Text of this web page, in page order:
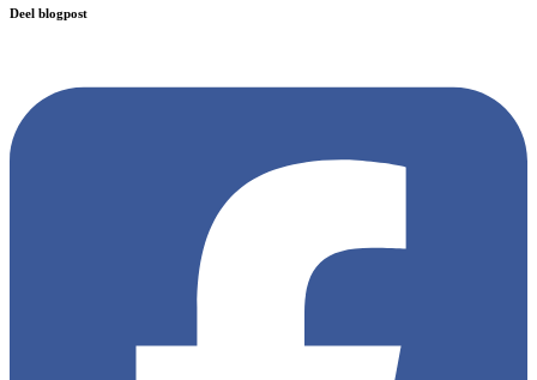
Deel blogpost